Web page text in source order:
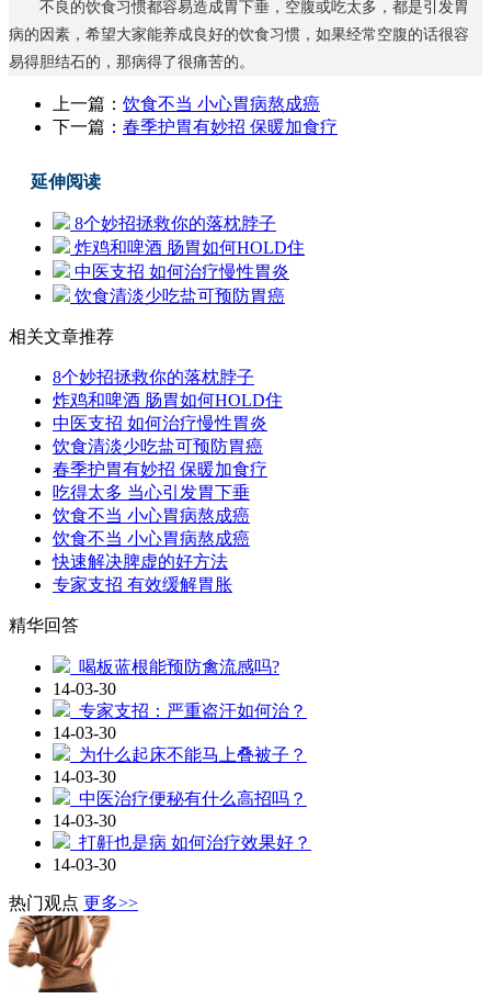
不良的饮食习惯都容易造成胃下垂，空腹或吃太多，都是引发胃
病的因素，希望大家能养成良好的饮食习惯，如果经常空腹的话很容
易得胆结石的，那病得了很痛苦的。
上一篇： 饮食不当 小心胃病熬成癌
下一篇： 春季护胃有妙招 保暖加食疗
延伸阅读
8个妙招拯救你的落枕脖子
炸鸡和啤酒 肠胃如何HOLD住
中医支招 如何治疗慢性胃炎
饮食清淡少吃盐可预防胃癌
相关文章推荐
8个妙招拯救你的落枕脖子
炸鸡和啤酒 肠胃如何HOLD住
中医支招 如何治疗慢性胃炎
饮食清淡少吃盐可预防胃癌
春季护胃有妙招 保暖加食疗
吃得太多 当心引发胃下垂
饮食不当 小心胃病熬成癌
饮食不当 小心胃病熬成癌
快速解决脾虚的好方法
专家支招 有效缓解胃胀
精华回答
喝板蓝根能预防禽流感吗?
14-03-30
专家支招：严重盗汗如何治？
14-03-30
为什么起床不能马上叠被子？
14-03-30
中医治疗便秘有什么高招吗？
14-03-30
打鼾也是病 如何治疗效果好？
14-03-30
热门观点 更多>>